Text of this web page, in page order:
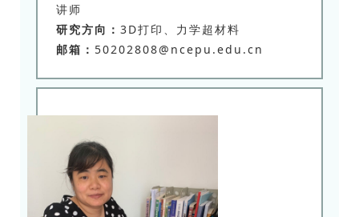
讲师
研究方向： 3D打印、力学超材料
邮箱： 50202808@ncepu.edu.cn